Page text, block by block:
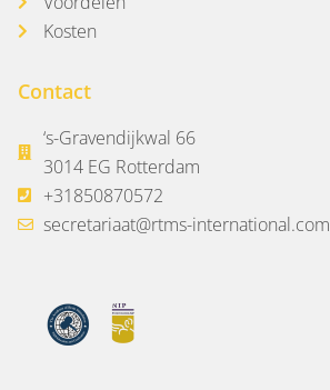
Kosten
Contact
‘s-Gravendijkwal 66
3014 EG Rotterdam
+31850870572
secretariaat@rtms-international.com